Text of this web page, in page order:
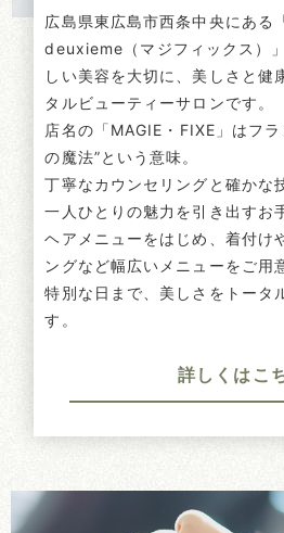
広島県東広島市西条中央にある
deuxieme（マジフィックス）」
しい美容を大切に、美しさと健
タルビューティーサロンです。
店名の「MAGIE・FIXE」はフ
の魔法”という意味。
丁寧なカウンセリングと確かな
一人ひとりの魅力を引き出すお
ヘアメニューをはじめ、着付け
ングなど幅広いメニューをご用
特別な日まで、美しさをトータ
す。
詳しくはこ